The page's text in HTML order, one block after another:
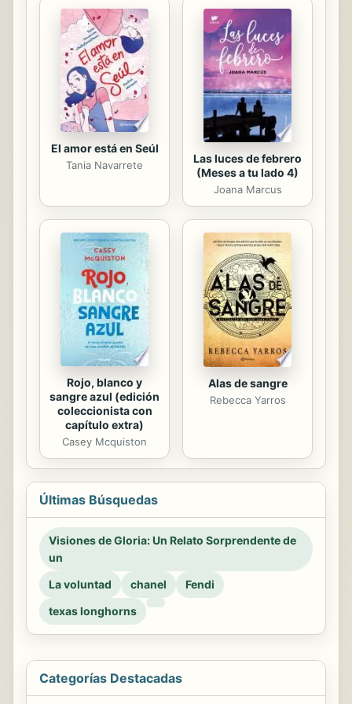
Cómo actuar ante los medios,
apostando por un uso coherente de
la comunicación en la relación con
los ciudadanos y también con los
públicos internos de la propia
institución. La obra está dividida en
dos bloques: En el...
El amor está en Seúl
Tania Navarrete
Las luces de febrero
(Meses a tu lado 4)
Joana Marcus
Rojo, blanco y
sangre azul (edición
coleccionista con
capítulo extra)
Casey Mcquiston
Alas de sangre
Rebecca Yarros
Últimas Búsquedas
Visiones de Gloria: Un Relato Sorprendente de
un
La voluntad
chanel
Fendi
texas longhorns
Categorías Destacadas